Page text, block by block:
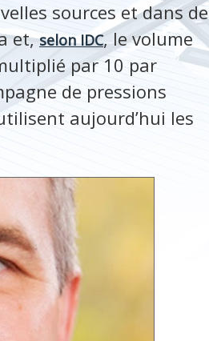
sources et dans de
et,selon IDC, le volume
par 10 par
de pressions
aujourd’hui les